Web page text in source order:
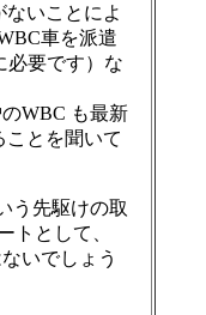
いことによ
車を派遣
必要です）な
WBC も最新
とを聞いて
う先駆けの取
トとして、
いでしょう